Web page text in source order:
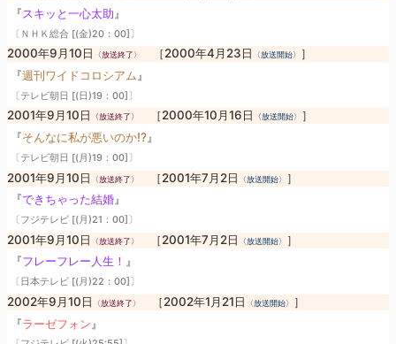
『スキッと一心太助 』
〔ＮＨＫ総合 [(金)20：00]〕
2000年9月10日 〈放送終了〉 ［2000年4月23日 〈放送開始〉
］
『週刊ワイドコロシアム 』
〔テレビ朝日 [(日)19：00]〕
2001年9月10日 〈放送終了〉 ［2000年10月16日 〈放送開始〉
］
『そんなに私が悪いのか!?』
〔テレビ朝日 [(月)19：00]〕
2001年9月10日 〈放送終了〉 ［2001年7月2日 〈放送開始〉
］
『できちゃった結婚』
〔フジテレビ [(月)21：00]〕
2001年9月10日 〈放送終了〉 ［2001年7月2日 〈放送開始〉
］
『フレーフレー人生！ 』
〔日本テレビ [(月)22：00]〕
2002年9月10日 〈放送終了〉 ［2002年1月21日 〈放送開始〉
］
『ラーゼフォン 』